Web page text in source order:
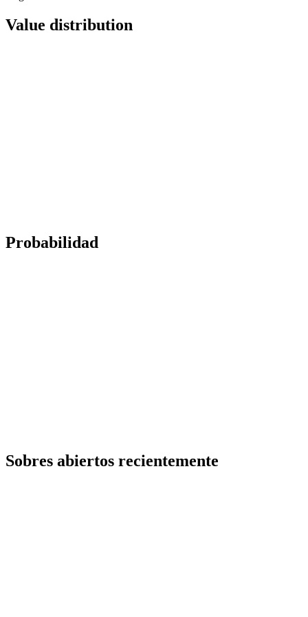
Value distribution
Probabilidad
Sobres abiertos recientemente